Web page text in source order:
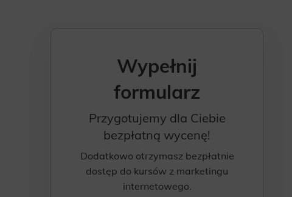
Wypełnij
formularz
Przygotujemy dla Ciebie
bezpłatną wycenę!
Dodatkowo otrzymasz bezpłatnie
dostęp do kursów z marketingu
internetowego.